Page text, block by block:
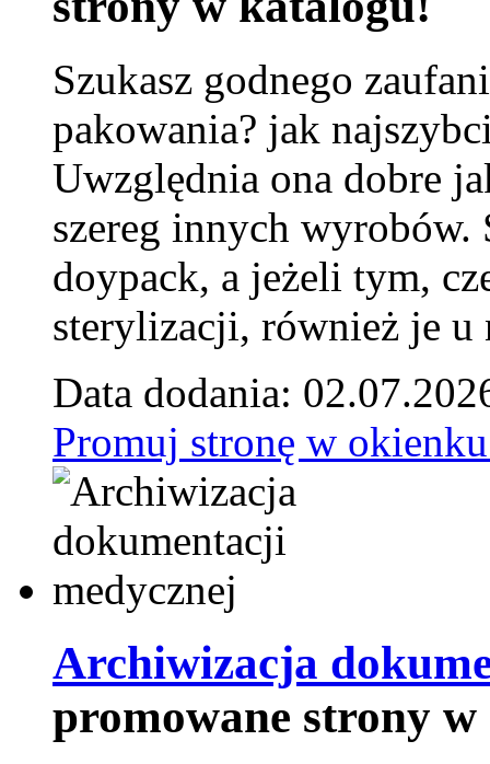
Szukasz godnego
pakowania? jak
Uwzględnia ona dobre
szereg innych
doypack, a jeżeli tym,
sterylizacji, również je u
Data dodania:
Promuj stronę w
Archiwizacja
promowane strony